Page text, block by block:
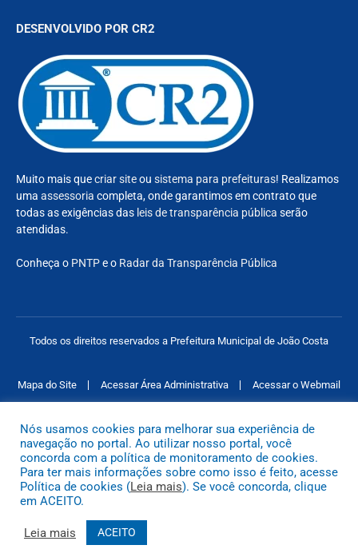
DESENVOLVIDO POR CR2
Muito mais quecriar siteou sistema para prefeituras! Realizamos
uma assessoria completa, onde garantimos em contrato que
todas as exigências das leis de transparência pública serão
atendidas.
Conheça o PNTPe o Radar da Transparência Pública
Todos os direitos reservados a Prefeitura Municipal de João Costa
Mapa do Site Acessar Área Administrativa Acessar o Webmail
Nós usamos cookies para melhorar sua experiência de
navegação no portal. Ao utilizar nosso portal, você
concorda com a política de monitoramento de cookies.
Para ter mais informações sobre como isso é feito, acesse
Política de cookies (Leia mais). Se você concorda, clique
em ACEITO.
Leia mais ACEITO